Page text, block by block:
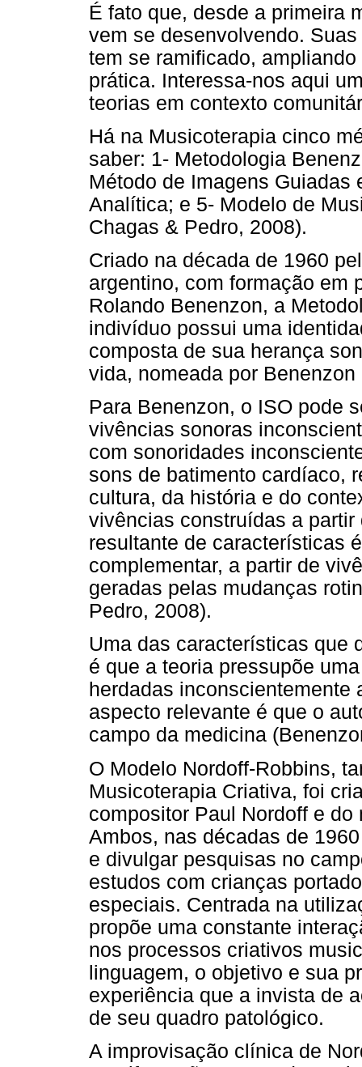
É fato que, desde a primeira
vem se desenvolvendo.
tem se ramificado,
prática. Interessa-nos aqui
teorias em contexto
Há na Musicoterapia cinco
saber: 1- Metodologia
Método de Imagens
Analítica; e 5- Modelo de
Chagas & Pedro, 2008).
Criado na década de 1960
argentino, com formação em
Rolando Benenzon, a
indivíduo possui uma
composta de sua herança
vida, nomeada por Benenzon
Para Benenzon, o ISO pode
vivências sonoras
com sonoridades
sons de batimento cardíaco,
cultura, da história e do
vivências construídas a
resultante de características
complementar, a partir de
geradas pelas mudanças
Pedro, 2008).
Uma das características que
é que a teoria pressupõe
herdadas inconscientemente
aspecto relevante é que o
campo da medicina
O Modelo Nordoff-Robbins,
Musicoterapia Criativa, foi
compositor Paul Nordoff e
Ambos, nas décadas de
e divulgar pesquisas no
estudos com crianças
especiais. Centrada na
propõe uma constante
nos processos criativos
linguagem, o objetivo e sua
experiência que a invista de
de seu quadro patológico.
A improvisação clínica de